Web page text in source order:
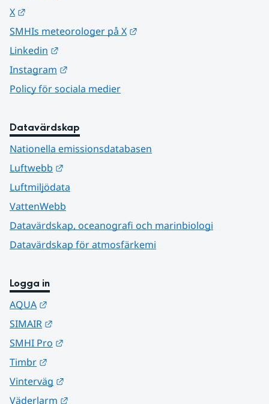
X
SMHIs meteorologer på X
Linkedin
Instagram
Policy för sociala medier
Datavärdskap
Nationella emissionsdatabasen
Luftwebb
Luftmiljödata
VattenWebb
Datavärdskap, oceanografi och marinbiologi
Datavärdskap för atmosfärkemi
Logga in
AQUA
SIMAIR
SMHI Pro
Timbr
Vinterväg
Väderlarm